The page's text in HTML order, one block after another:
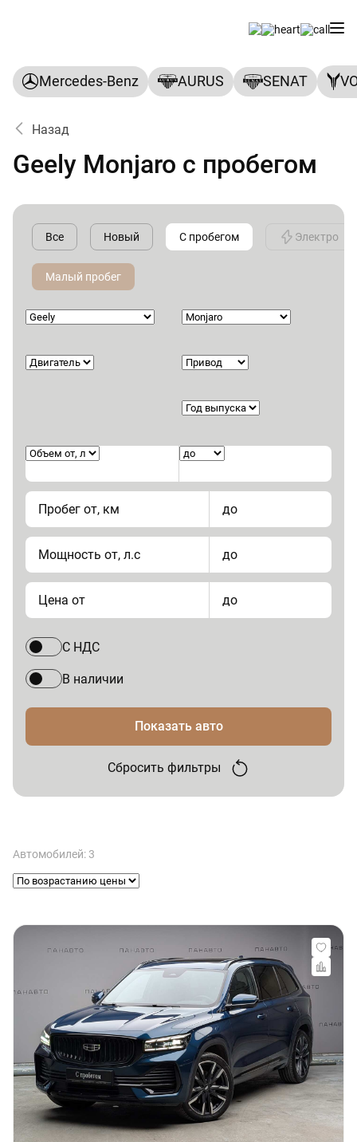
Mercedes-Benz AURUS SENAT
Назад
Geely Monjaro с пробегом
Все Новый С пробегом Электро
Малый пробег
Пробег от, км до
Мощность от, л.с до
Цена от до
С НДС
В наличии
Показать авто
Сбросить фильтры
Автомобилей: 3